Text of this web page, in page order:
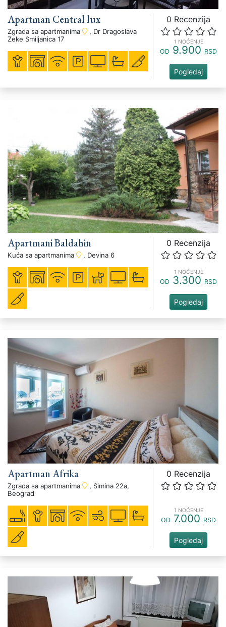
Apartman Central lux
Zgrada sa apartmanima
, Dr Dragoslava
Zeke Smiljanica 17
0 Recenzija
1 NOĆENJE
OD 9.900 RSD
Pogledaj
Apartmani Baldahin
Kuća sa apartmanima , Devina 6
0 Recenzija
1 NOĆENJE
OD 3.300 RSD
Pogledaj
Apartman Afrika
Zgrada sa apartmanima
, Simina 22a,
Beograd
0 Recenzija
1 NOĆENJE
OD 7.000 RSD
Pogledaj